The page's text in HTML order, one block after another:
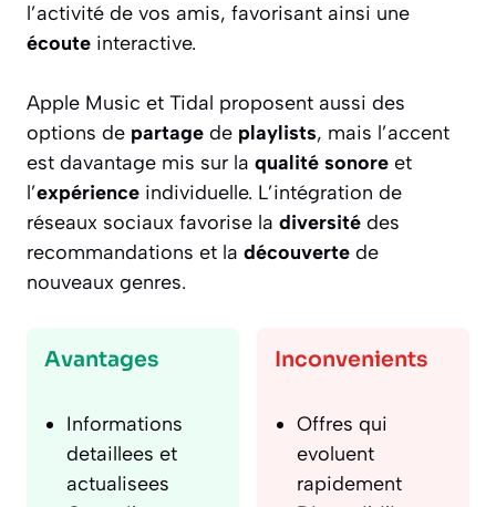
l’activité de vos amis, favorisant ainsi une
écoute interactive.
Apple Music et Tidal proposent aussi des
options de partage de playlists, mais l’accent
est davantage mis sur la qualité sonore et
l’expérience individuelle. L’intégration de
réseaux sociaux favorise la diversité des
recommandations et la découverte de
nouveaux genres.
Avantages
Informations
detaillees et
actualisees
Inconvenients
Offres qui
evoluent
rapidement